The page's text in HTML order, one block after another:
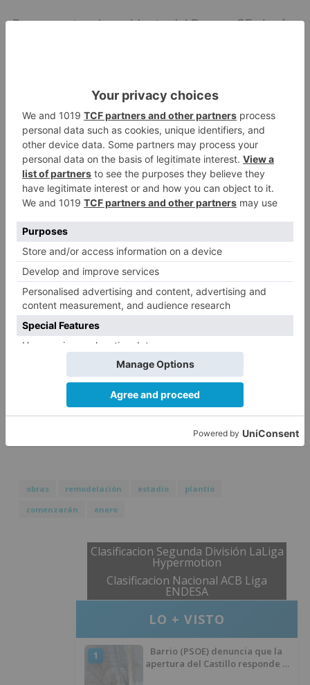
Por su parte, el presidente del Burgos CF, José
Plantío, al tiempo que se ha mostrado
convencido de poder articular las obras en el
campo con el fin de que puedan causar el menor
trastorno a los socios y aficionados del club.
La intención de las partes es llegar a formar una
Comisión de Seguimiento de las obras con el fin
de que los trabajos se realicen conforme a los
obras remodelación estadio
plantío
comenzarán
enero
Clasificacion Segunda División LaLiga
Hypermotion
Clasificacion Nacional ACB Liga
ENDESA
LO + VISTO
1
Barrio (PSOE) denuncia que la
apertura del Castillo responde a